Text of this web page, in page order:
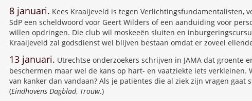
8 januari. Kees Kraaijeveld is tegen Verlichtingsfundamentalisten,
SdP een scheldwoord voor Geert Wilders of een aanduiding voor
willen opdringen. Die club wil moskeeën sluiten en
Kraaijeveld zal godsdienst wel blijven bestaan omdat er zoveel
13 januari. Utrechtse onderzoekers schrijven in JAMA dat groente
beschermen maar wel de kans op hart- en vaatziekte iets verkleinen.
van kanker dan vandaan? Als je patiëntes die al ziek zijn vragen gaat
(Eindhovens Dagblad, Trouw.)